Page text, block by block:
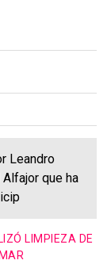
Leandro
que ha
LIMPIEZA DE